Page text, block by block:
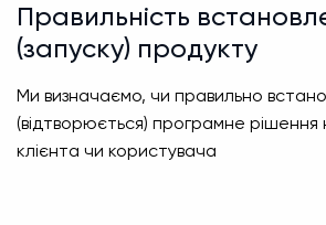
Правильність
(запуску) продукту
Ми визначаємо, чи правильно
(відтворюється) програмне
клієнта чи користувача